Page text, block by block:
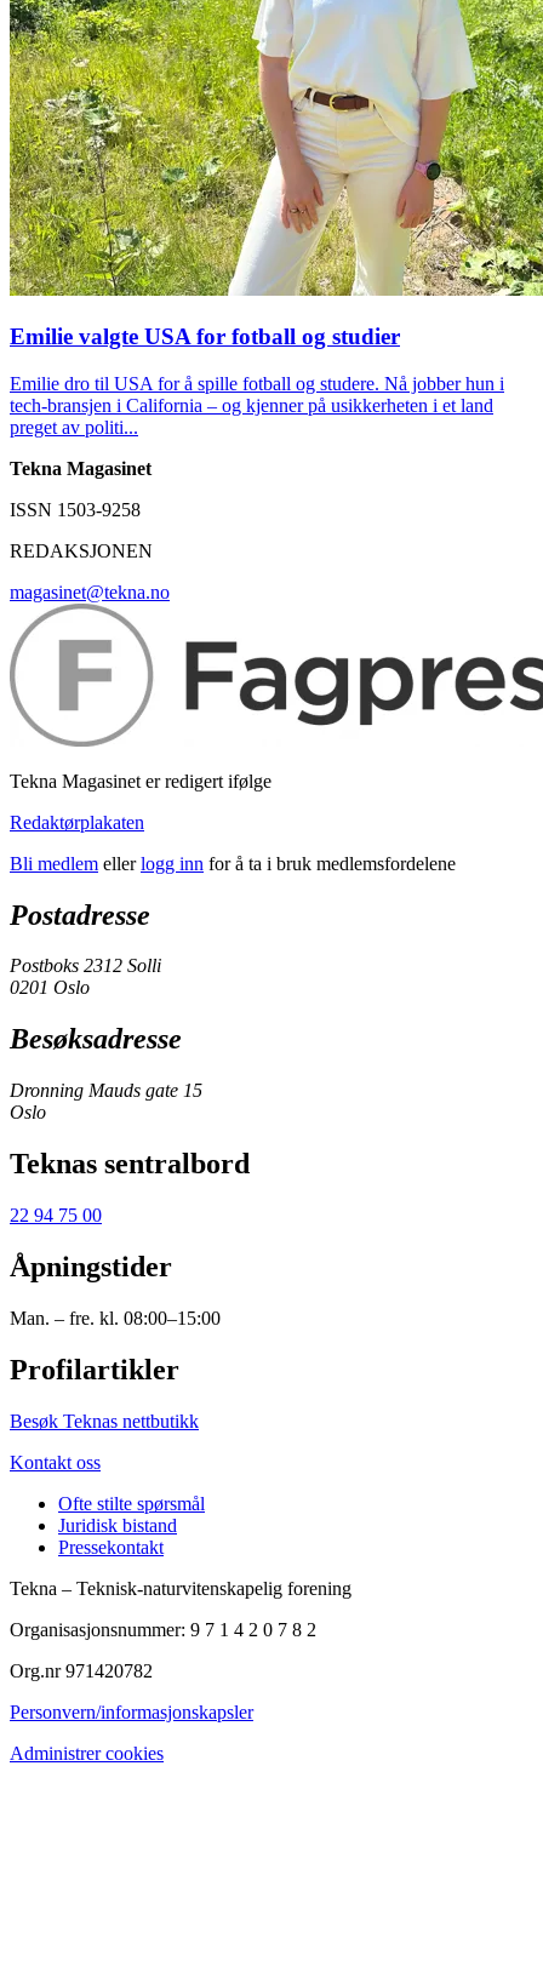
Emilie valgte USA for fotball og studier
Emilie dro til USA for å spille fotball og studere. Nå jobber hun i
tech-bransjen i California – og kjenner på usikkerheten i et land
preget av politi...
Tekna Magasinet
ISSN 1503-9258
REDAKSJONEN
magasinet@tekna.no
Tekna Magasinet er redigert ifølge
Redaktørplakaten
Bli medlem ellerlogg inn for å ta i bruk medlemsfordelene
Postadresse
Postboks 2312 Solli
0201 Oslo
Besøksadresse
Dronning Mauds gate 15
Oslo
Teknas sentralbord
22 94 75 00
Åpningstider
Man. – fre. kl. 08:00–15:00
Profilartikler
Besøk Teknas nettbutikk
Kontakt oss
Ofte stilte spørsmål
Juridisk bistand
Pressekontakt
Tekna – Teknisk-naturvitenskapelig forening
Organisasjonsnummer: 9 7 1 4 2 0 7 8 2
Org.nr 971420782
Personvern/informasjonskapsler
Administrer cookies